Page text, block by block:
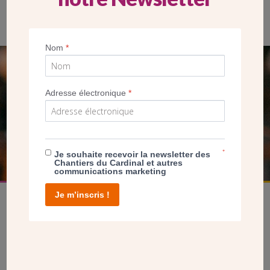
SEUL VOTRE DON
NOUS PERMET D’AGIR
FAIRE UN DON
Nom*
Adresse électronique*
Je souhaite recevoir la newsletter des
Chantiers du Cardinal et autres
communications marketing
*
Je m’inscris !